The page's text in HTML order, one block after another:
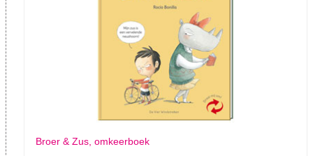
Broer & Zus, omkeerboek